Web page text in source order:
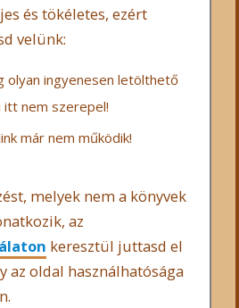
és tökéletes, ezért
velünk:
olyan ingyenesen letölthető
itt nem szerepel!
már nem működik!
melyek nem a könyvek
az
keresztül juttasd el
az oldal használhatósága